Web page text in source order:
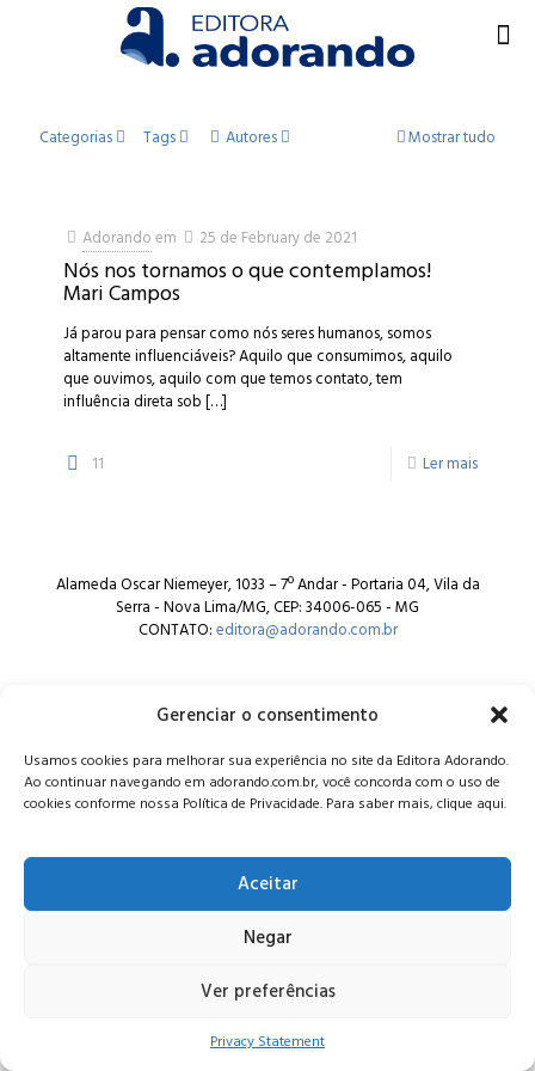
Gerenciar o consentimento
Usamos cookies para melhorar sua experiência no site da Editora Adorando.
Ao continuar navegando em adorando.com.br, você concorda com o uso de
cookies conforme nossa Política de Privacidade. Para saber mais, clique aqui.
Aceitar
Negar
Ver preferências
Privacy Statement
Categorias Tags Autores Mostrar tudo
Adorandoem 25 de February de 2021
Nós nos tornamos o que contemplamos!
Mari Campos
Já parou para pensar como nós seres humanos, somos
altamente influenciáveis? Aquilo que consumimos, aquilo
que ouvimos, aquilo com que temos contato, tem
influência direta sob[…]
11 Ler mais
Alameda Oscar Niemeyer, 1033 – 7º Andar - Portaria 04, Vila da
Serra - Nova Lima/MG, CEP: 34006-065 - MG
CONTATO:editora@adorando.com.br
© Editora Adorando 2026. Todos os direitos reservados.